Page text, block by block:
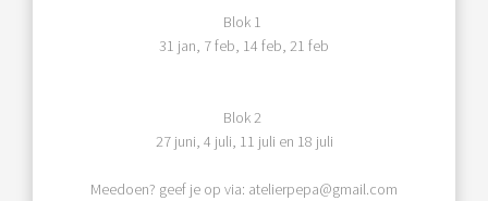
Blok 1
31 jan, 7 feb, 14 feb, 21 feb
Blok 2
27 juni, 4 juli, 11 juli en 18 juli
Meedoen? geef je op via: atelierpepa@gmail.com